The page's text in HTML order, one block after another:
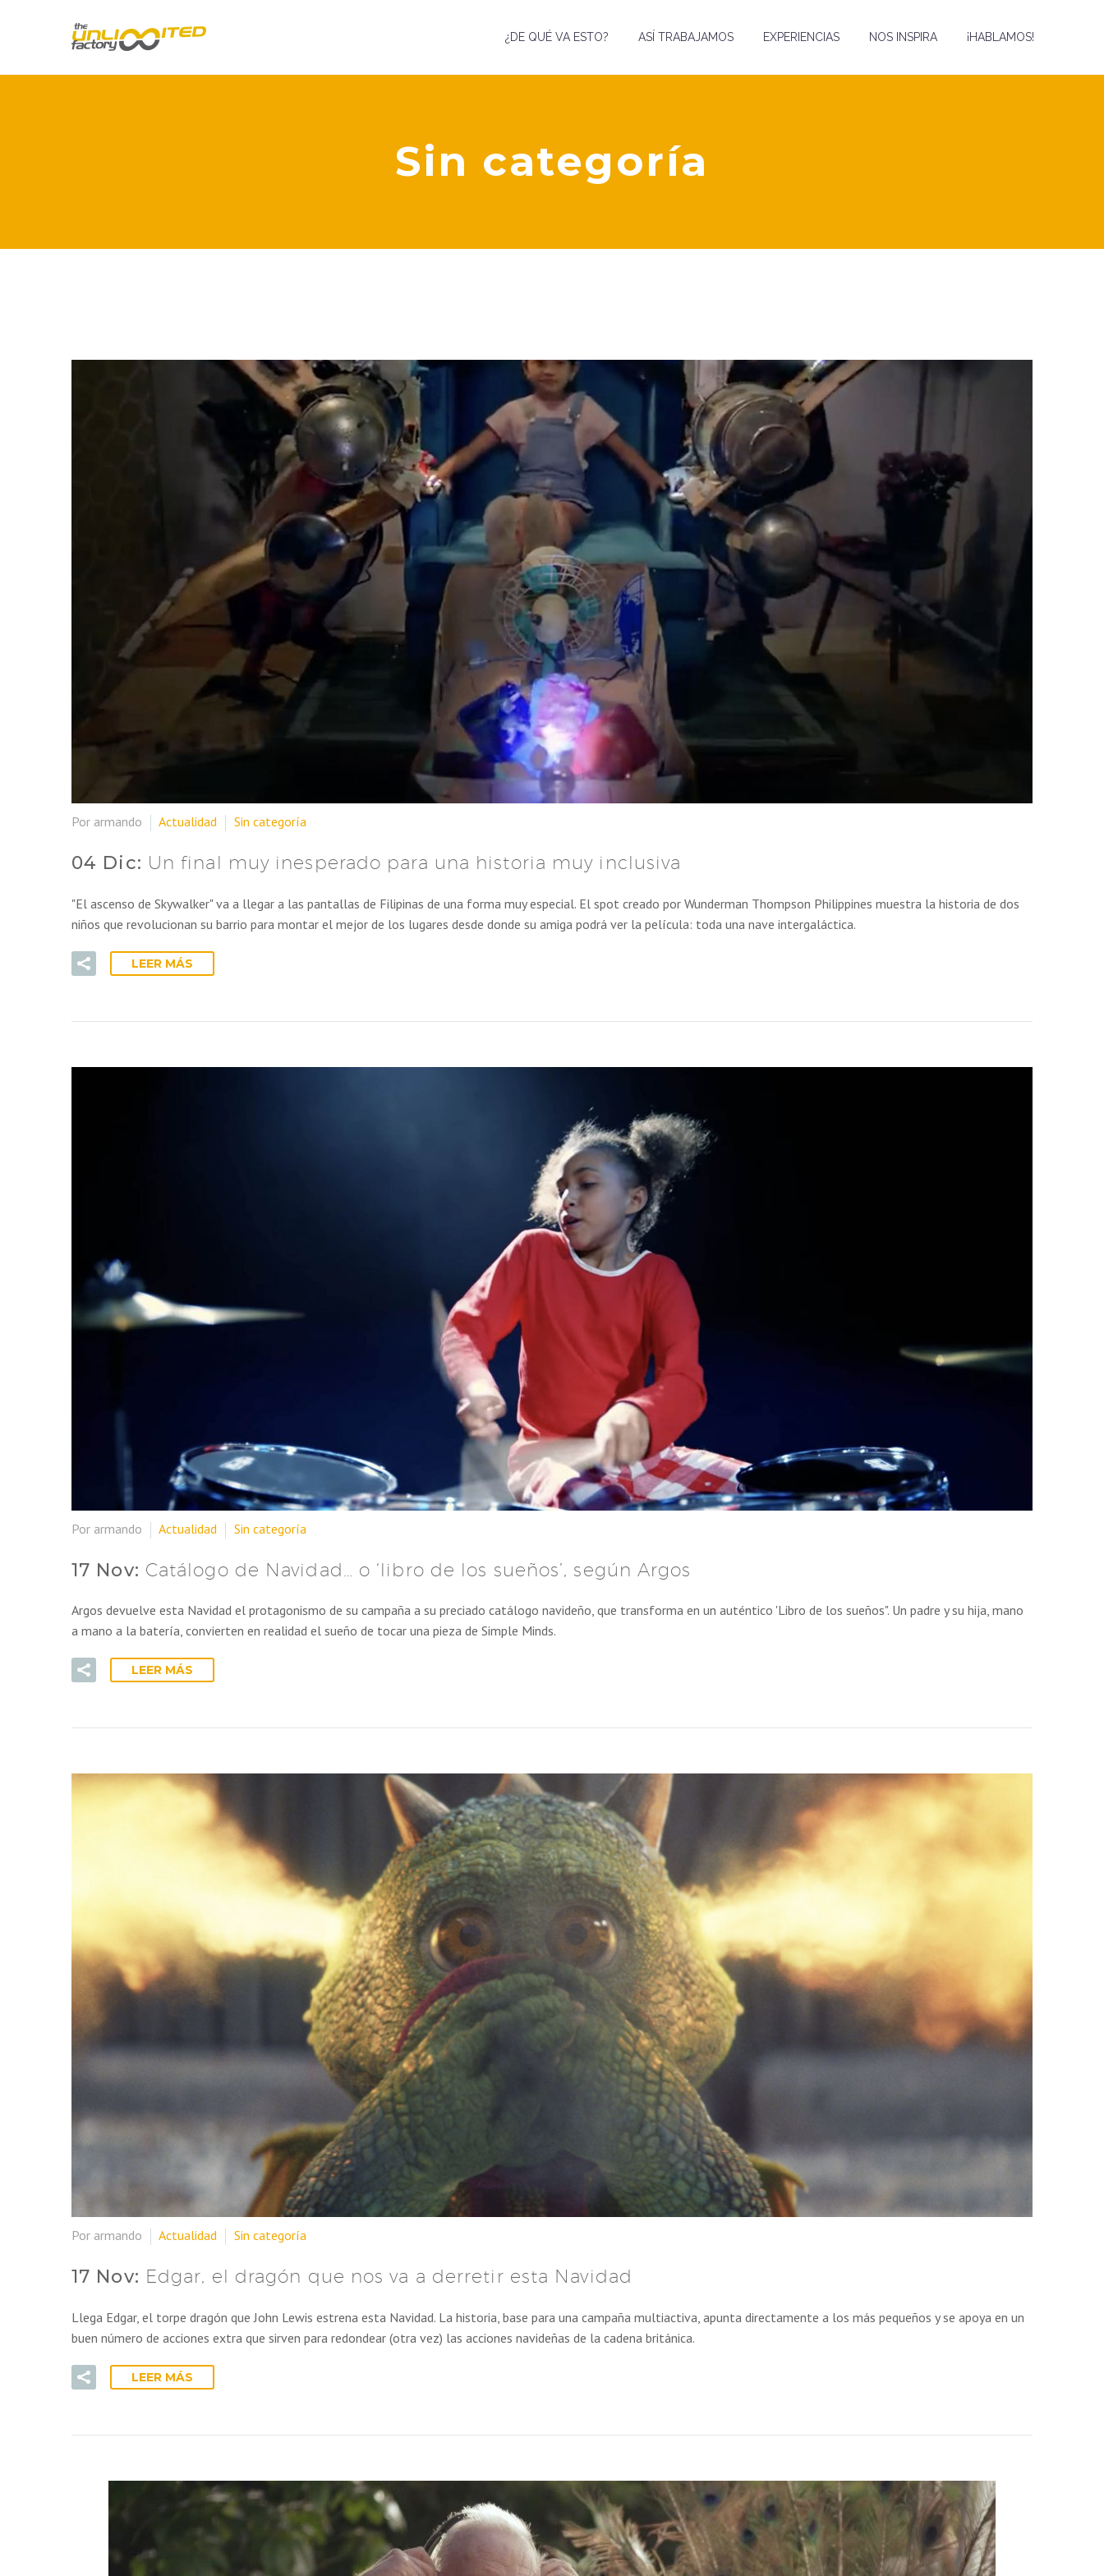
¿DE QUÉ VA ESTO? ASÍ TRABAJAMOS EXPERIENCIAS NOS INSPIRA ¡HABLAMOS!
Sin categoría
Por armando Actualidad Sin categoría
04 Dic: Un final muy inesperado para una historia muy inclusiva
"El ascenso de Skywalker" va a llegar a las pantallas de Filipinas de una forma muy especial. El spot creado por Wunderman Thompson Philippines muestra la historia de dos
niños que revolucionan su barrio para montar el mejor de los lugares desde donde su amiga podrá ver la película: toda una nave intergaláctica.
LEER MÁS
Por armando Actualidad Sin categoría
17 Nov: Catálogo de Navidad… o ‘libro de los sueños’, según Argos
Argos devuelve esta Navidad el protagonismo de su campaña a su preciado catálogo navideño, que transforma en un auténtico 'Libro de los sueños". Un padre y su hija, mano
a mano a la batería, convierten en realidad el sueño de tocar una pieza de Simple Minds.
LEER MÁS
Por armando Actualidad Sin categoría
17 Nov: Edgar, el dragón que nos va a derretir esta Navidad
Llega Edgar, el torpe dragón que John Lewis estrena esta Navidad. La historia, base para una campaña multiactiva, apunta directamente a los más pequeños y se apoya en un
buen número de acciones extra que sirven para redondear (otra vez) las acciones navideñas de la cadena británica.
LEER MÁS